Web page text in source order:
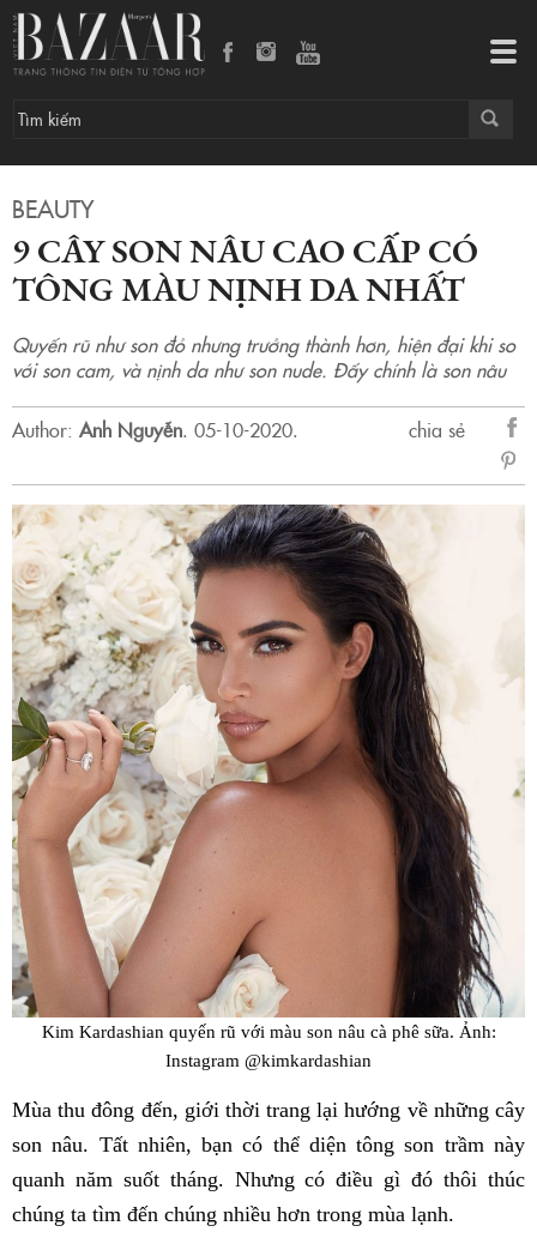
BEAUTY
9 CÂY SON NÂU CAO CẤP CÓ
TÔNG MÀU NỊNH DA NHẤT
Quyến rũ như son đỏ nhưng trưởng thành hơn, hiện đại khi so
với son cam, và nịnh da như son nude. Đấy chính là son nâu
Author: Anh Nguyễn. 05-10-2020.
chia sẻ
sẻ
Kim Kardashian quyến rũ với màu son nâu cà phê sữa. Ảnh:
Instagram @kimkardashian
Mùa thu đông đến, giới thời trang lại hướng về những cây
son nâu. Tất nhiên, bạn có thể diện tông son trầm này
quanh năm suốt tháng. Nhưng có điều gì đó thôi thúc
chúng ta tìm đến chúng nhiều hơn trong mùa lạnh.
9 cây son nâu cao cấp có tông màu nịnh da nhất